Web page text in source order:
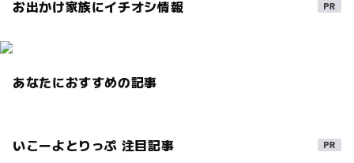
冬休み2025-2026 温泉プール
レストラン有り 雨でも楽しめる
お出かけ家族にイチオシ情報
あなたにおすすめの記事
いこーよとりっぷ 注目記事